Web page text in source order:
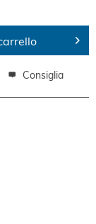
Consiglia